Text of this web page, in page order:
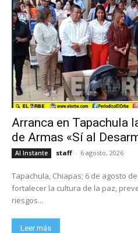
Arranca en Tapachula
de Armas «Sí al
Al Instante staff - 6 agosto, 2026
Tapachula, Chiapas; 6 de agosto
fortalecer la cultura de la paz,
riesgos...
Leer más